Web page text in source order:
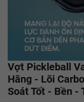
Vợt Pickleball
Hãng - Lõi
Soát Tốt - Bền -